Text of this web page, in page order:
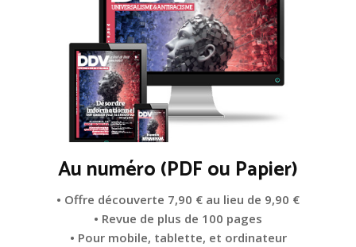
Au numéro (PDF ou Papier)
• Offre découverte 7,90 € au lieu de 9,90 €
• Revue de plus de 100 pages
• Pour mobile, tablette, et ordinateur